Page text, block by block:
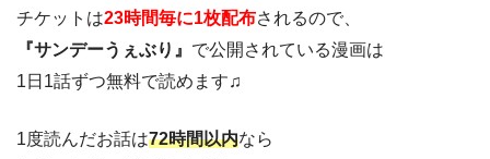
チケットは23時間毎に1枚配布されるので、
『サンデーうぇぶり』 で公開されている漫画は
1日1話ずつ無料で読めます♫
1度読んだお話は72時間以内なら